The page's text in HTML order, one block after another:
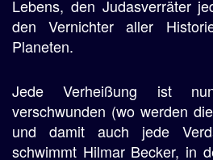
Lebens, den Judasverräter
den Vernichter aller
Planeten.
Jede Verheißung ist
verschwunden (wo werden
und damit auch jede
schwimmt Hilmar Becker, in